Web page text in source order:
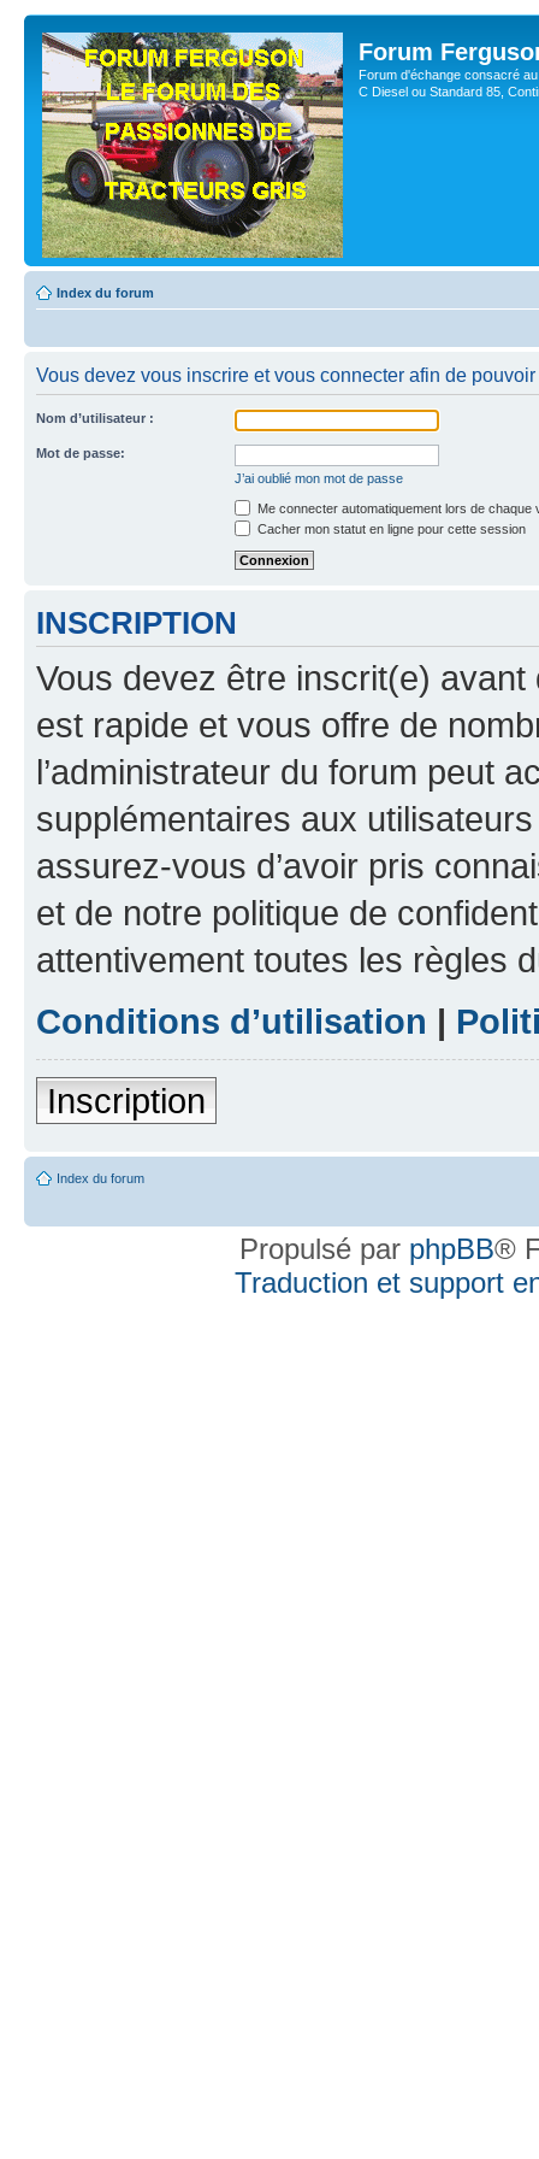
Forum
Forum d'échange consacré
C Diesel ou Standard 85,
Index du forum
Vous devez vous inscrire et vous connecter afin de
Nom d’utilisateur :
Mot de passe:
J’ai oublié mon mot de passe
Me connecter automatiquement lors de chaque
Cacher mon statut en ligne pour cette session
INSCRIPTION
Vous devez être inscrit(e) avant
est rapide et vous offre de
l’administrateur du forum peut
supplémentaires aux
assurez-vous d’avoir pris
et de notre politique de
attentivement toutes les règles
Conditions d’utilisation |
Inscription
Index du forum
Propulsé par phpBB®
Traduction et support